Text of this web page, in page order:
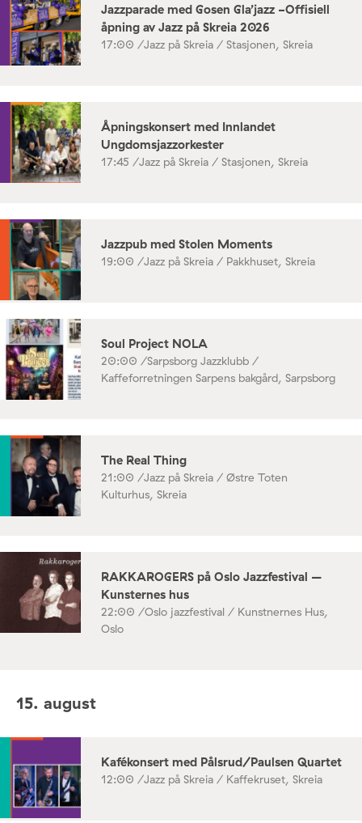
Jazzparade med Gosen Gla’jazz -Offisiell
åpning av Jazz på Skreia 2026
17:00 /Jazz på Skreia / Stasjonen, Skreia
Åpningskonsert med Innlandet
Ungdomsjazzorkester
17:45 /Jazz på Skreia / Stasjonen, Skreia
Jazzpub med Stolen Moments
19:00 /Jazz på Skreia / Pakkhuset, Skreia
Soul Project NOLA
20:00 /Sarpsborg Jazzklubb /
Kaffeforretningen Sarpens bakgård, Sarpsborg
The Real Thing
21:00 /Jazz på Skreia / Østre Toten
Kulturhus, Skreia
RAKKAROGERS på Oslo Jazzfestival –
Kunsternes hus
22:00 /Oslo jazzfestival / Kunstnernes Hus,
Oslo
15. august
Kafékonsert med Pålsrud/Paulsen Quartet
12:00 /Jazz på Skreia / Kaffekruset, Skreia